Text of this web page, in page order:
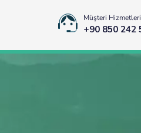
Müşteri Hizmetleri
+90 850 242